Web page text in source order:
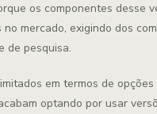
os componentes desse
no mercado, exigindo dos
de pesquisa.
em termos de
optando por usar